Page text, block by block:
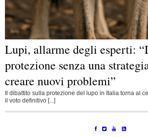
Lupi, allarme degli esperti:
protezione senza una
creare nuovi problemi”
Il dibattito sulla protezione del lupo in Italia torna al
il voto definitivo [...]